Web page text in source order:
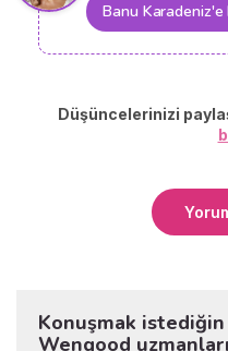
Banu
Düşüncelerinizi
Konuşmak
Wengood